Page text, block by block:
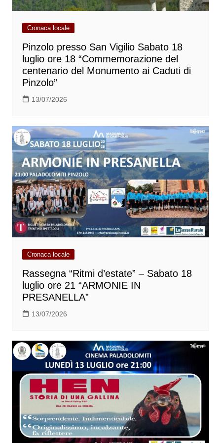
Cronaca locale
Pinzolo presso San Vigilio Sabato 18
luglio ore 18 “Commemorazione del
centenario del Monumento ai Caduti di
Pinzolo”
13/07/2026
Cronaca locale
Rassegna “Ritmi d’estate” – Sabato 18
luglio ore 21 “ARMONIE IN
PRESANELLA”
13/07/2026